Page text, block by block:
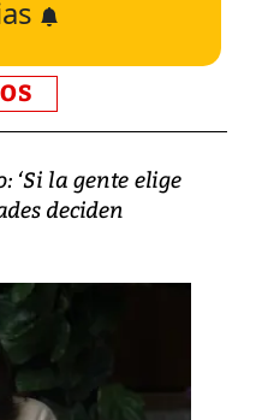
‘Si la gente elige
deciden